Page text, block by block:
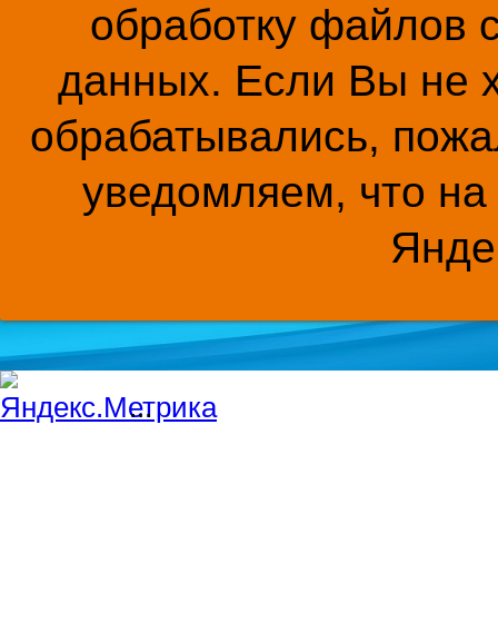
обработку файлов
данных. Если Вы не
обрабатывались,
уведомляем, что на
...